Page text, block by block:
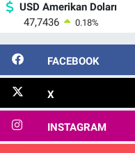
USD Amerikan Doları
47,7436
0.18%
FACEBOOK
X
INSTAGRAM